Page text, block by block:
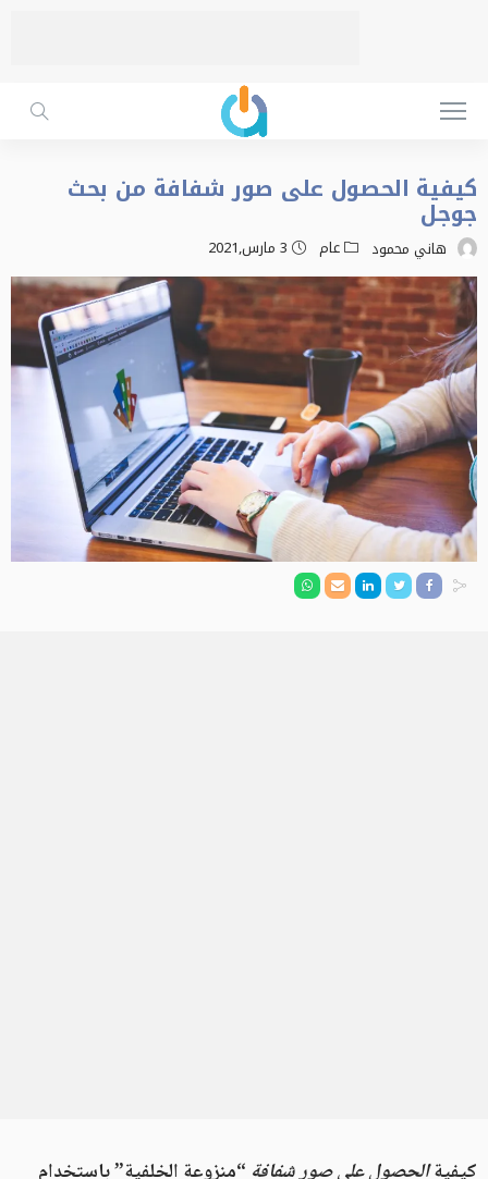
كيفية الحصول على صور شفافة من بحث
جوجل
هاني محمود عام 3 مارس,2021